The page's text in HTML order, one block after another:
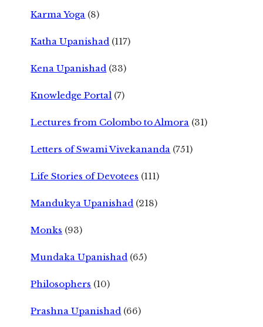
Karma Yoga (8)
Katha Upanishad (117)
Kena Upanishad (33)
Knowledge Portal (7)
Lectures from Colombo to Almora (31)
Letters of Swami Vivekananda (751)
Life Stories of Devotees (111)
Mandukya Upanishad (218)
Monks (93)
Mundaka Upanishad (65)
Philosophers (10)
Prashna Upanishad (66)